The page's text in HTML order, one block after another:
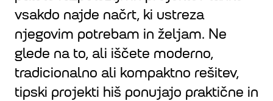
vsakdo najde načrt, ki ustreza
njegovim potrebam in željam. Ne
glede na to, ali iščete moderno,
tradicionalno ali kompaktno rešitev,
tipski projekti hiš ponujajo praktične in